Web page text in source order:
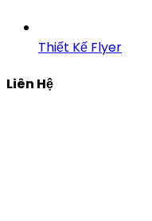
Thiết Kế Flyer
Liên Hệ